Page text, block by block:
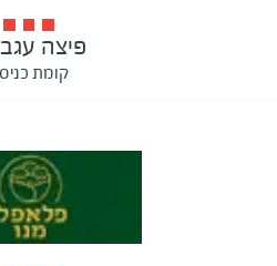
פיצה
קומת